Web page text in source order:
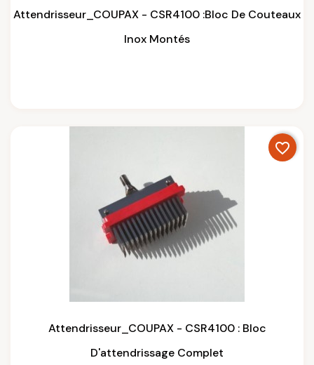
Attendrisseur_COUPAX - CSR4100 :Bloc De Couteaux
Inox Montés
Attendrisseur_COUPAX - CSR4100 : Bloc
D'attendrissage Complet
favorite_border